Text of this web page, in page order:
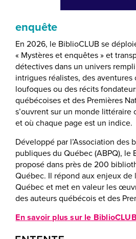
enquête
En 2026, le BiblioCLUB se
« Mystères et enquêtes » et
détectives dans un univers
intrigues réalistes, des
loufoques ou des récits
québécoises et des Premières
s’ouvrent sur un monde littéraire
et où chaque page est un indice.
Développé par l’Association des
publiques du Québec (ABPQ), le
proposé dans près de 200
Québec. Il répond aux enjeux de
Québec et met en valeur les
des auteurs québécois et des
En savoir plus sur le BiblioCLUB